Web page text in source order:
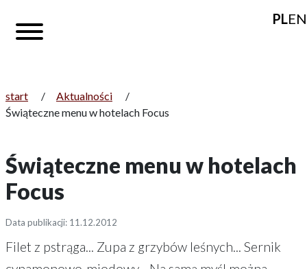
PLEN
start / Aktualności
/
Świąteczne menu w hotelach Focus
Świąteczne menu w hotelach
Focus
Data publikacji: 11.12.2012
Filet z pstrąga... Zupa z grzybów leśnych... Sernik